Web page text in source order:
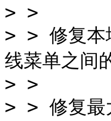
> >
> > 修复本
线菜单之间
> >
> > 修复最